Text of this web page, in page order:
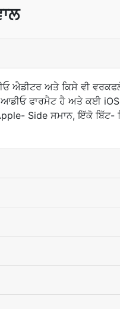
ਐਡੀਟਰ ਅਤੇ ਕਿਸੇ ਵੀ
ਫਾਰਮੈਟ ਹੈ ਅਤੇ ਕਈ
Side ਸਮਾਨ, ਇੱਕੋ ਬਿੱਟ-